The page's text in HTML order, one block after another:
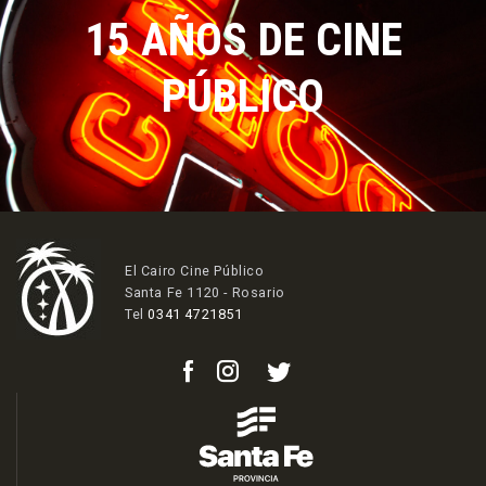
15 AÑOS DE CINE
PÚBLICO
El Cairo Cine Público
Santa Fe 1120 - Rosario
Tel0341 4721851